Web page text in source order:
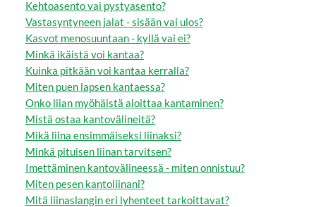
Kehtoasento vai pystyasento?
Vastasyntyneen jalat - sisään vai ulos?
Kasvot menosuuntaan - kyllä vai ei?
Minkä ikäistä voi kantaa?
Kuinka pitkään voi kantaa kerralla?
Miten puen lapsen kantaessa?
Onko liian myöhäistä aloittaa kantaminen?
Mistä ostaa kantovälineitä?
Mikä liina ensimmäiseksi liinaksi?
Minkä pituisen liinan tarvitsen?
Imettäminen kantovälineessä - miten onnistuu?
Miten pesen kantoliinani?
Mitä liinaslangin eri lyhenteet tarkoittavat?